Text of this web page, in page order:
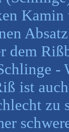
Kamin
dem
-
ist